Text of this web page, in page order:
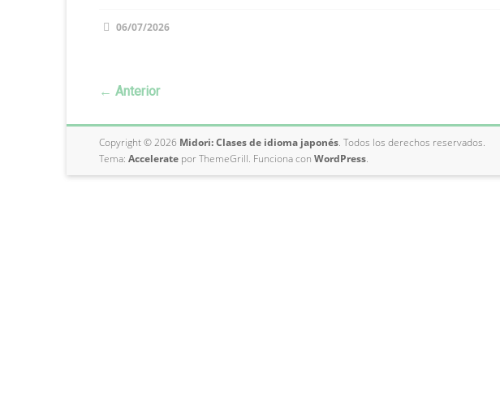
Buenos
06/07/2026
← Anterior
Copyright © 2026 Midori: Clases de idioma japonés. Todos los derechos reservados.
Tema: Accelerate por ThemeGrill. Funciona con WordPress.